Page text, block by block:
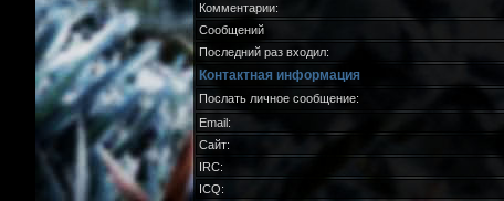
Комментарии:
Сообщений
Последний раз входил:
Контактная информация
Послать личное сообщение:
Email:
Сайт:
IRC:
ICQ: